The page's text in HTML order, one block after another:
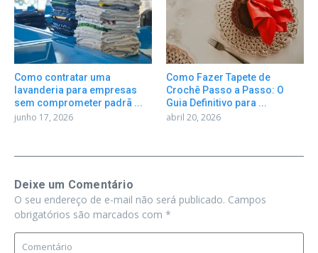
Como contratar uma
lavanderia para empresas
sem comprometer padrã ...
junho 17, 2026
Como Fazer Tapete de
Crochê Passo a Passo: O
Guia Definitivo para ...
abril 20, 2026
Deixe um Comentário
O seu endereço de e-mail não será publicado. Campos
obrigatórios são marcados com *